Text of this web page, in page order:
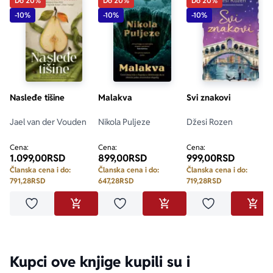
-10%
Nasleđe tišine
Jael van der Vouden
Cena:
1.099,00RSD
Članska cena i do:
791,28RSD
Dodaj u omiljeneDODAJ U KORPU
-10%
Malakva
Nikola Puljeze
Cena:
899,00RSD
Članska cena i do:
647,28RSD
Dodaj u omiljeneDODAJ U KORPU
-10%
Svi znakovi
Džesi Rozen
Cena:
999,00RSD
Članska cena i do:
719,28RSD
Dodaj u
Kupci ove knjige kupili su i